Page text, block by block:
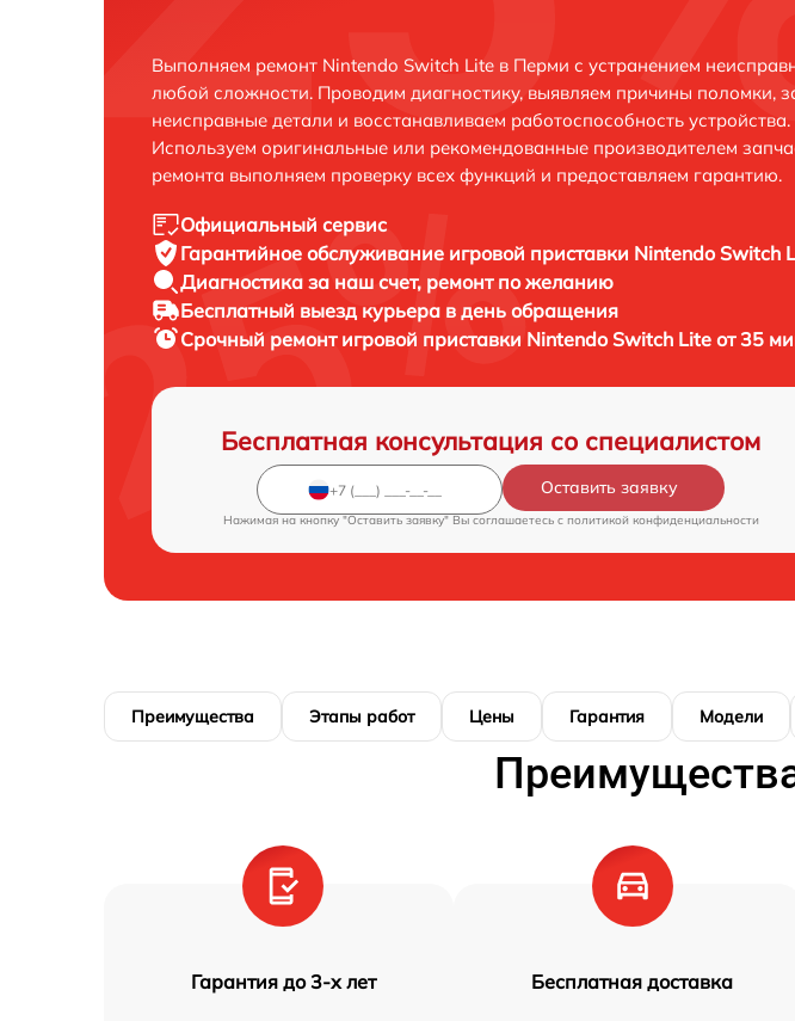
Выполняем ремонт Nintendo Switch Lite в Перми с устранением
любой сложности. Проводим диагностику, выявляем причины поломки,
неисправные детали и восстанавливаем работоспособность устройства.
Используем оригинальные или рекомендованные производителем
ремонта выполняем проверку всех функций и предоставляем гарантию.
Официальный сервис
Гарантийное обслуживание игровой приставки Nintendo Switch
Диагностика за наш счет, ремонт по желанию
Бесплатный выезд курьера в день обращения
Срочный ремонт игровой приставки Nintendo Switch Lite от 35
Бесплатная консультация со специалистом
Оставить заявку
Нажимая на кнопку "Оставить заявку" Вы соглашаетесь c политикой конфиденциальности
Преимущества Этапы работ Цены Гарантия Модели
Гарантия до 3-х лет Бесплатная доставка